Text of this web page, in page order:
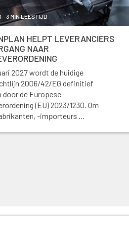
- 3 MIN LEESTIJD
HELPT LEVERANCIERS
NAAR
2027 wordt de huidige
2006/42/EG definitief
door de Europese
(EU) 2023/1230. Om
-importeurs …